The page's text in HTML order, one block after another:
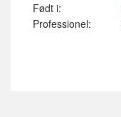
Født i:
Professionel: